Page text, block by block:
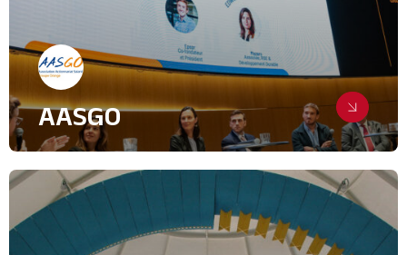
AASGO
Dynamiser l’actionnariat salarié et
Création de supports
Digital & Community Management